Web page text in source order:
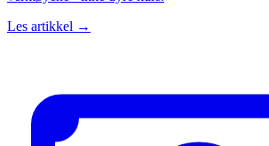
Les artikkel →